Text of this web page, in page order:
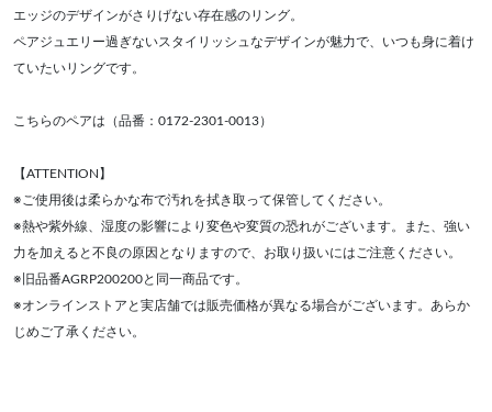
エッジのデザインがさりげない存在感のリング。
ペアジュエリー過ぎないスタイリッシュなデザインが魅力で、いつも身に着け
ていたいリングです。
こちらのペアは（品番：0172-2301-0013）
【ATTENTION】
※ご使用後は柔らかな布で汚れを拭き取って保管してください。
※熱や紫外線、湿度の影響により変色や変質の恐れがございます。また、強い
力を加えると不良の原因となりますので、お取り扱いにはご注意ください。
※旧品番AGRP200200と同一商品です。
※オンラインストアと実店舗では販売価格が異なる場合がございます。あらか
じめご了承ください。